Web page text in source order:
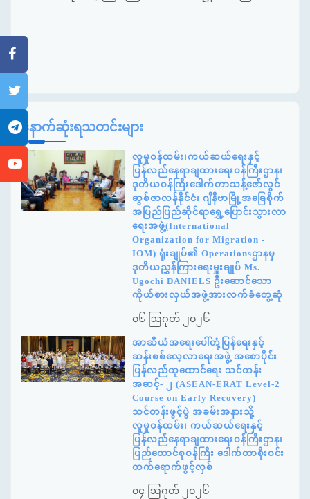
နောက်ဆုံးရသတင်းများ
လူမှုဝန်ထမ်း၊ကယ်ဆယ်ရေးနှင့်
ပြန်လည်နေရာချထားရေးဝန်ကြီးဌာန၊
ဒုတိယဝန်ကြီးဒေါက်တာသန့်ဇော်လွင်
ဆွစ်ဇာလန်နိုင်ငံ၊ ဂျီနီဗာမြို့အခြေစိုက်
အပြည်ပြည်ဆိုင်ရာရွှေ့ပြောင်းသွားလာ
ရေးအဖွဲ့(International
Organization for Migration -
IOM) ရုံးချုပ်၏ Operationsဌာနမှ
ဒုတိယညွှန်ကြားရေးမှူးချုပ် Ms.
Ugochi DANIELS ဦးဆောင်သော
ကိုယ်စားလှယ်အဖွဲ့အားလက်ခံတွေ့ဆုံ
၀၆ ဩဂုတ် ၂၀၂၆
အာဆီယံအရေးပေါ်တုံ့ပြန်ရေးနှင့်
ဆန်းစစ်လေ့လာရေးအဖွဲ့ အစောပိုင်း
ပြန်လည်ထူထောင်ရေး သင်တန်း
အဆင့်- ၂ (ASEAN-ERAT Level-2
Course on Early Recovery)
သင်တန်းဖွင့်ပွဲ အခမ်းအနားသို့
လူမှုဝန်ထမ်း၊ ကယ်ဆယ်ရေးနှင့်
ပြန်လည်နေရာချထားရေးဝန်ကြီးဌာန၊
ပြည်ထောင်စုဝန်ကြီး ဒေါက်တာစိုးဝင်း
တက်ရောက်ဖွင့်လှစ်
၀၄ ဩဂုတ် ၂၀၂၆